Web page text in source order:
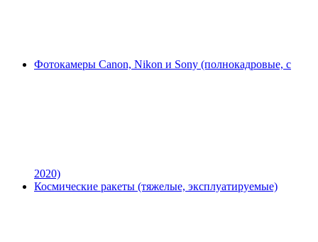
Фотокамеры Canon, Nikon и Sony (полнокадровые, с
2020)
Космические ракеты (тяжелые, эксплуатируемые)